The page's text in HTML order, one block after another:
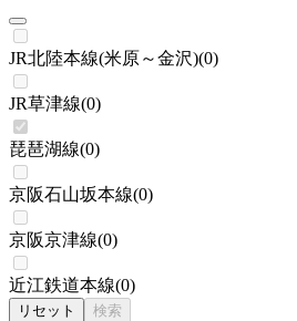
JR北陸本線(米原～金沢)(0)
JR草津線(0)
琵琶湖線(0)
京阪石山坂本線(0)
京阪京津線(0)
近江鉄道本線(0)
リセット 検索